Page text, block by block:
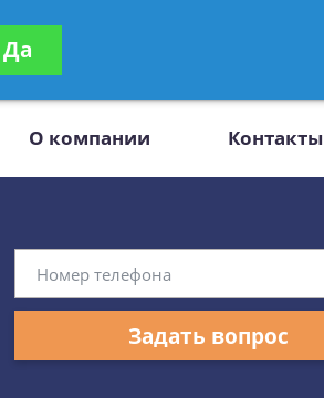
бесплатно
О компании Контакты
Задать вопрос
Да